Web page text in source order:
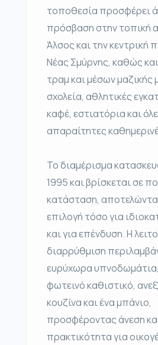
τοποθεσία προσφέρει
πρόσβαση στην τοπική
Άλσος και την κεντρική
Νέας Σμύρνης, καθώς
τραμ και μέσων
σχολεία, αθλητικές
καφέ, εστιατόρια και
απαραίτητες
Το διαμέρισμα
1995 και βρίσκεται σε
κατάσταση,
επιλογή τόσο για
και για επένδυση. Η
διαρρύθμιση
ευρύχωρα
φωτεινό καθιστικό,
κουζίνα και ένα μπάνιο,
προσφέροντας άνεση
πρακτικότητα για